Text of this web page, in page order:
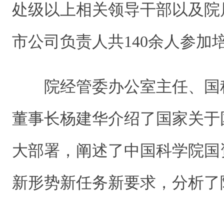
处级以上相关领导干部以及
市公司负责人共140余人参加
院经管委办公室主任、
董事长杨建华介绍了国家关
大部署，阐述了中国科学院
新形势新任务新要求，分析